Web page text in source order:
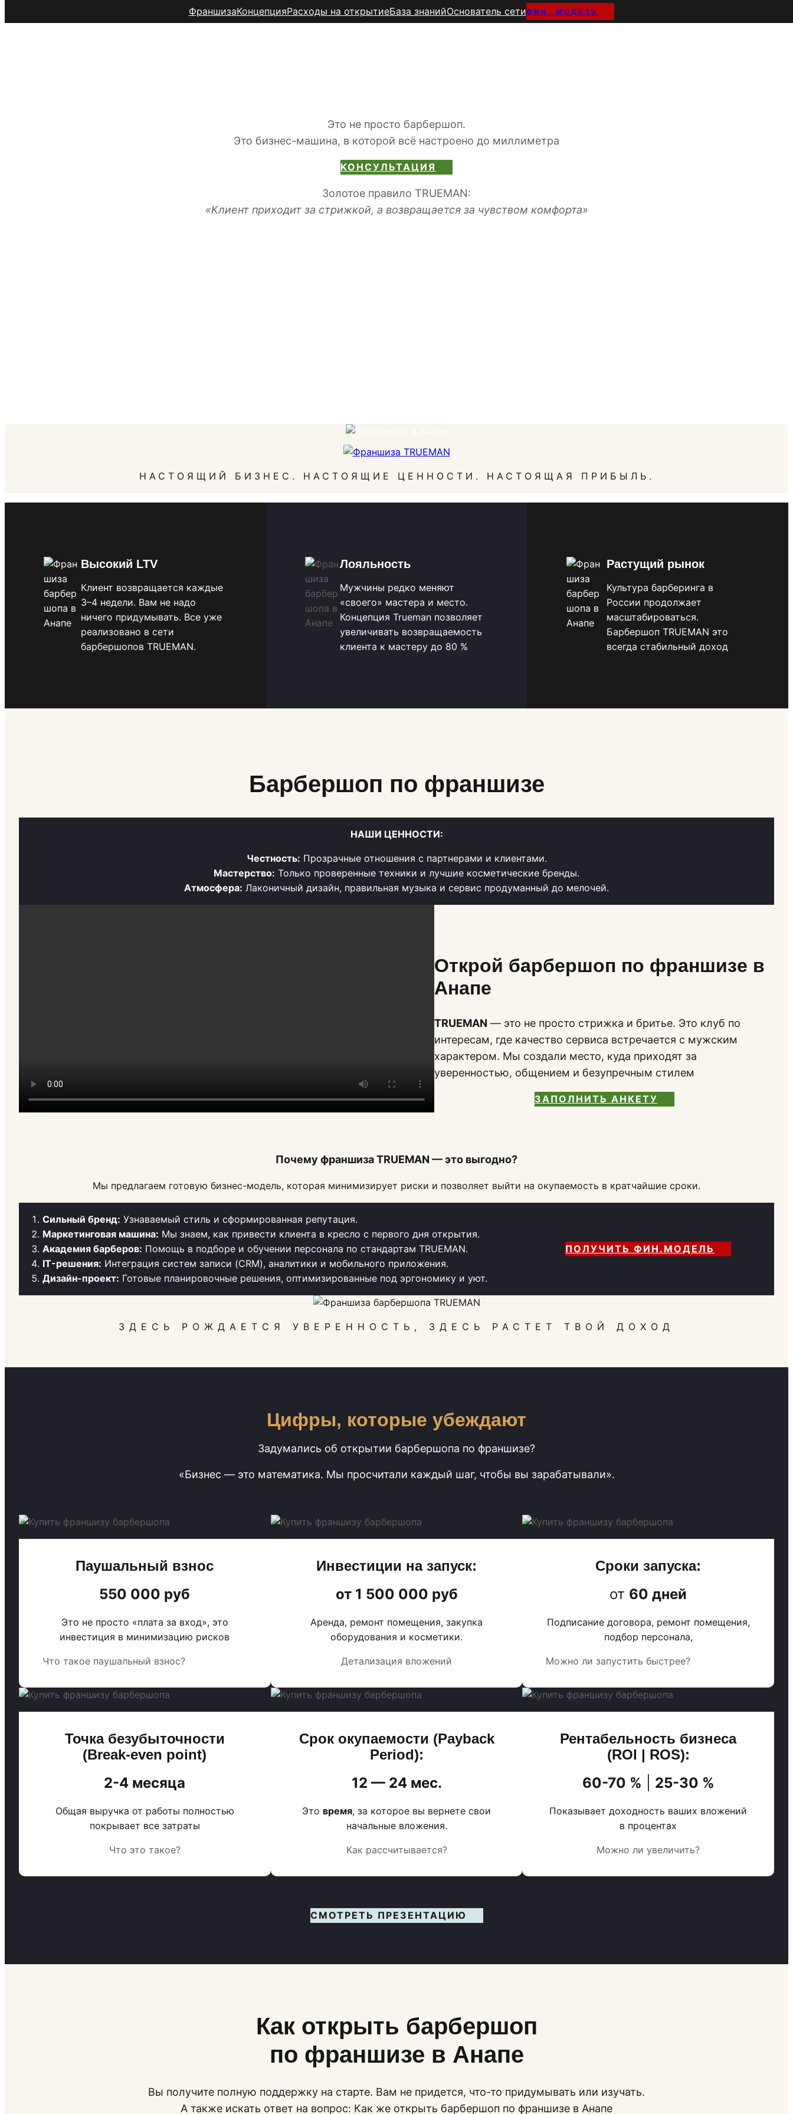
ФраншизаКонцепцияРасходы на открытиеБаза знанийОснователь сетиФИН. МОДЕЛЬ
Это не просто барбершоп.
Это бизнес-машина, в которой всё настроено до миллиметра
КОНСУЛЬТАЦИЯ
Золотое правило TRUEMAN:
«Клиент приходит за стрижкой, а возвращается за чувством комфорта»
НАСТОЯЩИЙ БИЗНЕС. НАСТОЯЩИЕ ЦЕННОСТИ. НАСТОЯЩАЯ ПРИБЫЛЬ.
Высокий LTV
Клиент возвращается каждые
3–4 недели. Вам не надо
ничего придумывать. Все уже
реализовано в сети
барбершопов TRUEMAN.
Лояльность
Мужчины редко меняют
«своего» мастера и место.
Концепция Trueman позволяет
увеличивать возвращаемость
клиента к мастеру до 80 %
Растущий рынок
Культура барберинга в
России продолжает
масштабироваться.
Барбершоп TRUEMAN это
всегда стабильный доход
Барбершоп по франшизе
НАШИ ЦЕННОСТИ:
Честность: Прозрачные отношения с партнерами и клиентами.
Мастерство: Только проверенные техники и лучшие косметические бренды.
Атмосфера: Лаконичный дизайн, правильная музыка и сервис продуманный до мелочей.
Открой барбершоп по франшизе в
Анапе
TRUEMAN — это не просто стрижка и бритье. Это клуб по
интересам, где качество сервиса встречается с мужским
характером. Мы создали место, куда приходят за
уверенностью, общением и безупречным стилем
ЗАПОЛНИТЬ АНКЕТУ
Почему франшиза TRUEMAN — это выгодно?
Мы предлагаем готовую бизнес-модель, которая минимизирует риски и позволяет выйти на окупаемость в кратчайшие сроки.
Сильный бренд: Узнаваемый стиль и сформированная репутация.
Маркетинговая машина: Мы знаем, как привести клиента в кресло с первого дня открытия.
Академия барберов: Помощь в подборе и обучении персонала по стандартам TRUEMAN.
IT-решения: Интеграция систем записи (CRM), аналитики и мобильного приложения.
Дизайн-проект: Готовые планировочные решения, оптимизированные под эргономику и уют.
ПОЛУЧИТЬ ФИН.МОДЕЛЬ
ЗДЕСЬ РОЖДАЕТСЯ УВЕРЕННОСТЬ, ЗДЕСЬ РАСТЕТ ТВОЙ ДОХОД
Цифры, которые убеждают
Задумались об открытии барбершопа по франшизе?
«Бизнес — это математика. Мы просчитали каждый шаг, чтобы вы зарабатывали».
Паушальный взнос
550 000 руб
Это не просто «плата за вход», это
инвестиция в минимизацию рисков
Что такое паушальный взнос?
Инвестиции на запуск:
от 1 500 000 руб
Аренда, ремонт помещения, закупка
оборудования и косметики.
Детализация вложений
Сроки запуска:
от 60 дней
Подписание договора, ремонт помещения,
подбор персонала,
Можно ли запустить быстрее?
Точка безубыточности
(Break-even point)
2-4 месяца
Общая выручка от работы полностью
покрывает все затраты
Что это такое?
Срок окупаемости (Payback
Period):
12 — 24 мес.
Это время, за которое вы вернете свои
начальные вложения.
Как рассчитывается?
Рентабельность бизнеса
(ROI | ROS):
60-70 % 25-30 %
Показывает доходность ваших вложений
в процентах
Можно ли увеличить?
СМОТРЕТЬ ПРЕЗЕНТАЦИЮ
Как открыть барбершоп
по франшизе в Анапе
Вы получите полную поддержку на старте. Вам не придется, что-то придумывать или изучать.
А также искать ответ на вопрос: Как же открыть барбершоп по франшизе в Анапе